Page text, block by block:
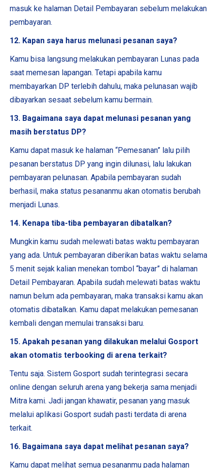
masuk ke halaman Detail Pembayaran sebelum melakukan
pembayaran.
12. Kapan saya harus melunasi pesanan saya?
Kamu bisa langsung melakukan pembayaran Lunas pada
saat memesan lapangan. Tetapi apabila kamu
membayarkan DP terlebih dahulu, maka pelunasan wajib
dibayarkan sesaat sebelum kamu bermain.
13. Bagaimana saya dapat melunasi pesanan yang
masih berstatus DP?
Kamu dapat masuk ke halaman “Pemesanan” lalu pilih
pesanan berstatus DP yang ingin dilunasi, lalu lakukan
pembayaran pelunasan. Apabila pembayaran sudah
berhasil, maka status pesananmu akan otomatis berubah
menjadi Lunas.
14. Kenapa tiba-tiba pembayaran dibatalkan?
Mungkin kamu sudah melewati batas waktu pembayaran
yang ada. Untuk pembayaran diberikan batas waktu selama
5 menit sejak kalian menekan tombol “bayar” di halaman
Detail Pembayaran. Apabila sudah melewati batas waktu
namun belum ada pembayaran, maka transaksi kamu akan
otomatis dibatalkan. Kamu dapat melakukan pemesanan
kembali dengan memulai transaksi baru.
15. Apakah pesanan yang dilakukan melalui Gosport
akan otomatis terbooking di arena terkait?
Tentu saja. Sistem Gosport sudah terintegrasi secara
online dengan seluruh arena yang bekerja sama menjadi
Mitra kami. Jadi jangan khawatir, pesanan yang masuk
melalui aplikasi Gosport sudah pasti terdata di arena
terkait.
16. Bagaimana saya dapat melihat pesanan saya?
Kamu dapat melihat semua pesananmu pada halaman